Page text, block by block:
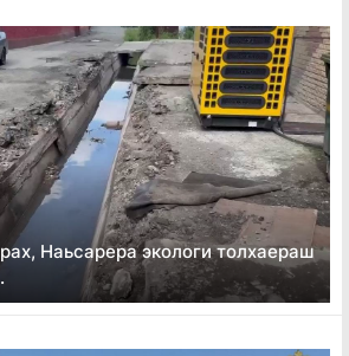
Наьсарера экологи толхаераш